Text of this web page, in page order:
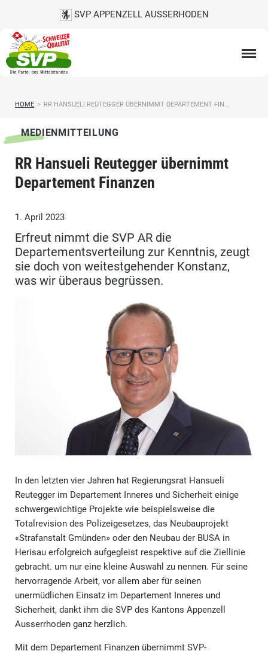
SVP APPENZELL AUSSERHODEN
HOME > RR HANSUELI REUTEGGER ÜBERNIMMT DEPARTEMENT FIN...
MEDIENMITTEILUNG
RR Hansueli Reutegger übernimmt
Departement Finanzen
1. April 2023
Erfreut nimmt die SVP AR die
Departementsverteilung zur Kenntnis, zeugt
sie doch von weitestgehender Konstanz,
was wir überaus begrüssen.
In den letzten vier Jahren hat Regierungsrat Hansueli
Reutegger im Departement Inneres und Sicherheit einige
schwergewichtige Projekte wie beispielsweise die
Totalrevision des Polizeigesetzes, das Neubauprojekt
«Strafanstalt Gmünden» oder den Neubau der BUSA in
Herisau erfolgreich aufgegleist respektive auf die Ziellinie
gebracht. um nur eine kleine Auswahl zu nennen. Für seine
hervorragende Arbeit, vor allem aber für seinen
unermüdlichen Einsatz im Departement Inneres und
Sicherheit, dankt ihm die SVP des Kantons Appenzell
Ausserrhoden ganz herzlich.
Mit dem Departement Finanzen übernimmt SVP-